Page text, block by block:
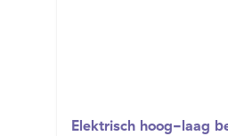
Elektrisch hoog-laag